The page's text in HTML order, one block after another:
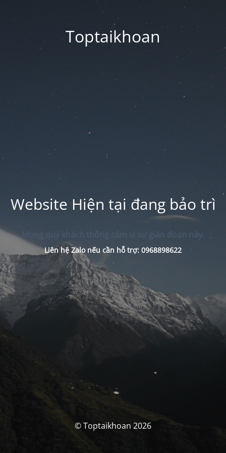
Toptaikhoan
Website Hiện tại đang bảo trì
Mong quý khách thông cảm vì sự gián đoạn này.
Liên hệ Zalo nếu cần hỗ trợ: 0968898622
© Toptaikhoan 2026